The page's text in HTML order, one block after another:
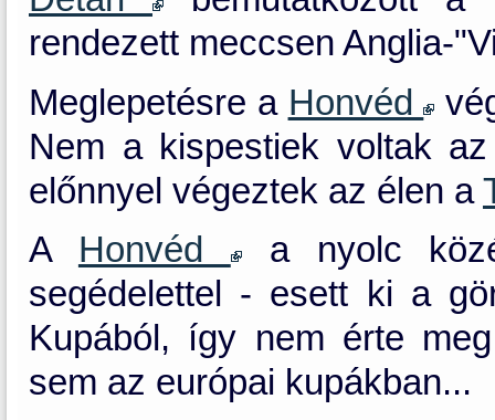
rendezett meccsen Anglia-
Meglepetésre a Honvéd
Nem a kispestiek voltak
előnnyel végeztek az élen a
A Honvéd
a nyolc közé
segédelettel - esett ki a
Kupából, így nem érte
sem az európai kupákban...